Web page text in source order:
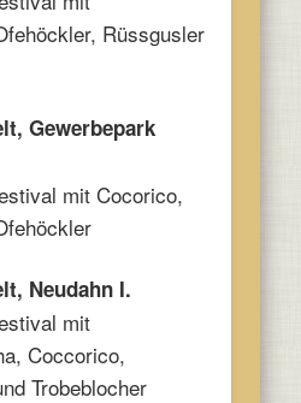
Rüssgusler
Gewerbepark
mit Cocorico,
Neudahn I.
mit
Coccorico,
Trobeblocher